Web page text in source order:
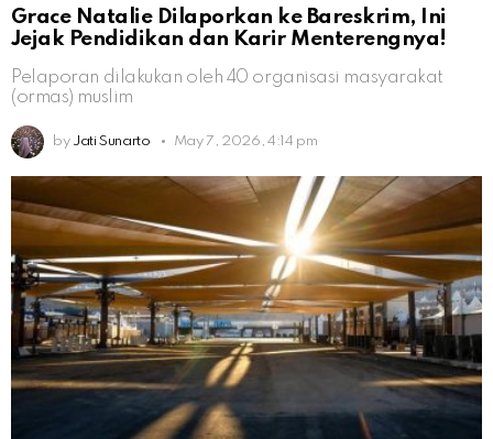
Grace Natalie Dilaporkan ke Bareskrim, Ini
Jejak Pendidikan dan Karir Menterengnya!
Pelaporan dilakukan oleh 40 organisasi masyarakat
(ormas) muslim
by Jati Sunarto May 7, 2026, 4:14 pm